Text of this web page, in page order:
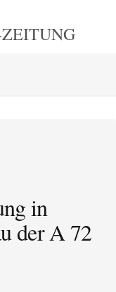
in
der A 72